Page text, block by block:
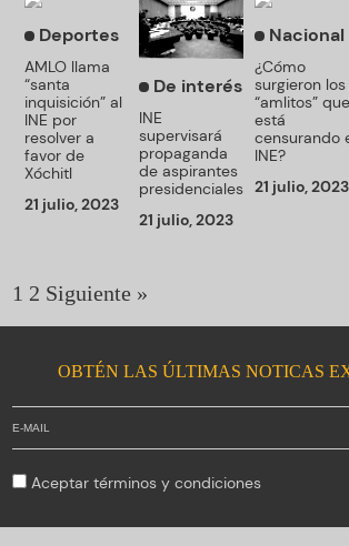
Deportes
AMLO llama
“santa
inquisición” al
INE por
resolver a
favor de
Xóchitl
21 julio, 2023
De interés
INE
supervisará
propaganda
de aspirantes
presidenciales
21 julio, 2023
Nacional
¿Cómo
surgieron los
“amlitos” que
está
censurando
INE?
21 julio, 2023
1 2 Siguiente »
OBTÉN LAS ÚLTIMAS NOTICAS
Aceptartérminos y condiciones